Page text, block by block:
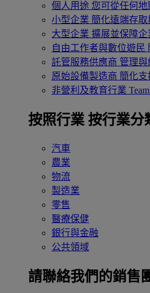
個人用途 您可從任何地
小型企業 簡化遠端存取
大型企業 擴展並保障企
自由工作者與數位遊民
託管服務供應商 管理
原始設備製造商 簡化
非營利及教育行業
按照行業 按行業分
汽車
農業
物流
製造業
零售
醫療保健
銀行與金融
公共領域
請聯絡我們的銷售